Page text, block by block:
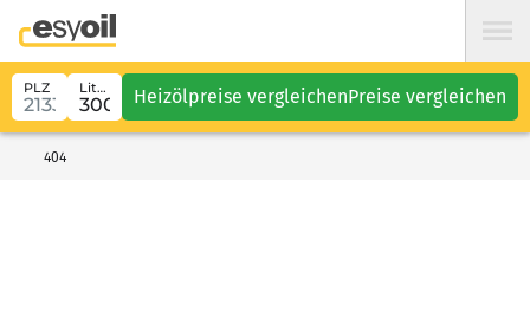
PLZ Liter Heizölpreise vergleichenPreise vergleichen
404